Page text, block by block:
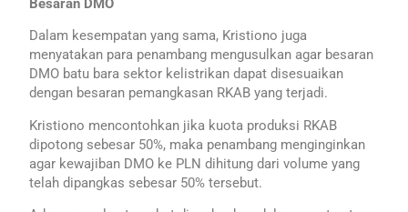
Dalam kesempatan yang sama, Kristiono juga
menyatakan para penambang mengusulkan agar besaran
DMO batu bara sektor kelistrikan dapat disesuaikan
dengan besaran pemangkasan RKAB yang terjadi.
Kristiono mencontohkan jika kuota produksi RKAB
dipotong sebesar 50%, maka penambang menginginkan
agar kewajiban DMO ke PLN dihitung dari volume yang
telah dipangkas sebesar 50% tersebut.